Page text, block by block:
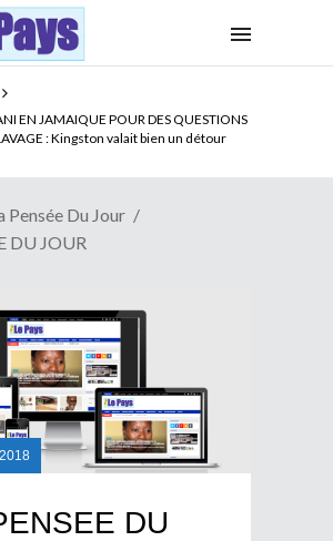
EN JAMAIQUE POUR DES QUESTIONS
: Kingston valait bien un détour
Pensée Du Jour
DU JOUR
DU